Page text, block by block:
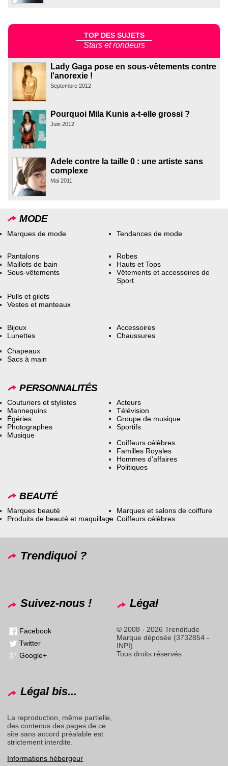
TOP DES SUJETS
Stars et rondeurs
Lady Gaga pose en sous-vêtements contre
l'anorexie !
Septembre 2012
Pourquoi Mila Kunis a-t-elle grossi ?
Juin 2012
Adele contre la taille 0 : une artiste sans
complexe
Mai 2011
MODE
Marques de mode Tendances de mode
Pantalons
Maillots de bain
Sous-vêtements
Robes
Hauts et Tops
Vêtements et accessoires de
Sport
Pulls et gilets
Vestes et manteaux
Bijoux
Lunettes
Accessoires
Chaussures
Chapeaux
Sacs à main
PERSONNALITÉS
Couturiers et stylistes
Mannequins
Égéries
Photographes
Musique
Acteurs
Télévision
Groupe de musique
Sportifs
Coiffeurs célèbres
Familles Royales
Hommes d’affaires
Politiques
BEAUTÉ
Marques beauté
Produits de beauté et maquillage
Marques et salons de coiffure
Coiffeurs célèbres
Trendiquoi ?
Suivez-nous !
Facebook
Twitter
Google+
Légal
© 2008 - 2026 Trenditude
Marque déposée (3732854 -
INPI)
Tous droits réservés
Légal bis...
La reproduction, même partielle,
des contenus des pages de ce
site sans accord préalable est
strictement interdite.
Informations hébergeur